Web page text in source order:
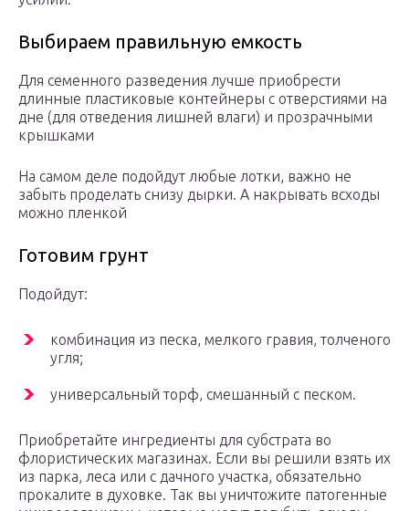
Выбираем правильную емкость
Для семенного разведения лучше приобрести
длинные пластиковые контейнеры с отверстиями на
дне (для отведения лишней влаги) и прозрачными
крышками
На самом деле подойдут любые лотки, важно не
забыть проделать снизу дырки. А накрывать всходы
можно пленкой
Готовим грунт
Подойдут:
комбинация из песка, мелкого гравия, толченого
угля;
универсальный торф, смешанный с песком.
Приобретайте ингредиенты для субстрата во
флористических магазинах. Если вы решили взять их
из парка, леса или с дачного участка, обязательно
прокалите в духовке. Так вы уничтожите патогенные